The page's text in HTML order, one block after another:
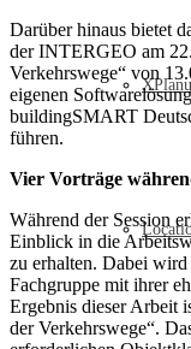
Darüber hinaus bietet
der INTERGEO am
Verkehrswege“ von
eigenen
buildingSMART
führen.
Vier Vorträge
Während der Session
Einblick in die
zu erhalten. Dabei
Fachgruppe mit ihrer
Ergebnis dieser Arbeit
der Verkehrswege“.